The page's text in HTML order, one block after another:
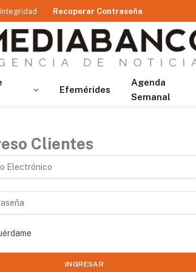
Recuperar Contraseña
Efemérides
Agenda
Semanal
Clientes